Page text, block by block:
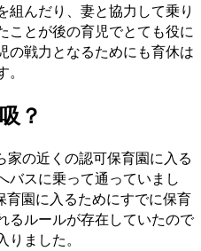
組んだり、妻と協力して乗り
ことが後の育児でとても役に
の戦力となるためにも育休は
？
の近くの認可保育園に入る
バスに乗って通っていまし
育園に入るためにすでに保育
るルールが存在していたので
ました。